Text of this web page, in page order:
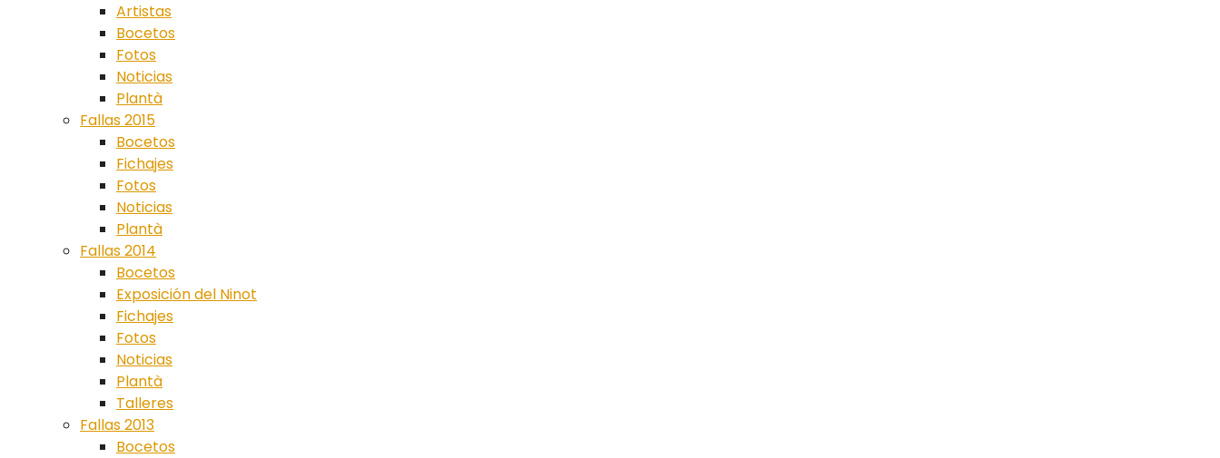
Artistas
Bocetos
Fotos
Noticias
Plantà
Fallas 2015
Bocetos
Fichajes
Fotos
Noticias
Plantà
Fallas 2014
Bocetos
Exposición del Ninot
Fichajes
Fotos
Noticias
Plantà
Talleres
Fallas 2013
Bocetos